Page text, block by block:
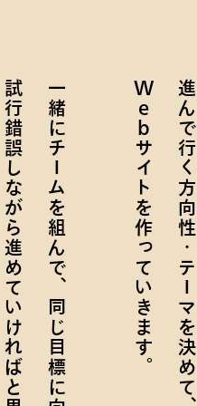
進んで行く方向性・テーマを決めて、
Web
サイトを作っていきます。
一緒にチームを組んで、同じ目標に向かい、
試行錯誤しながら進めていければと思います。